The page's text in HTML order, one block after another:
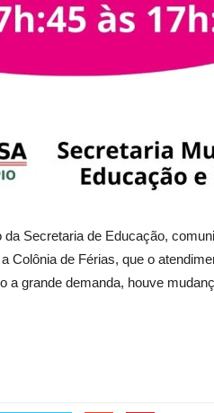
Secretaria de Educação,
Colônia de Férias, que o
a grande demanda, houve